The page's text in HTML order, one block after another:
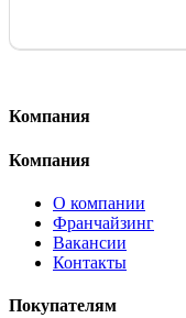
Компания
Компания
О компании
Франчайзинг
Вакансии
Контакты
Покупателям